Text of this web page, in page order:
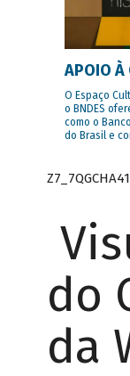
APOIO À
O Espaço
o BNDES
como o
do Brasil e
do
da